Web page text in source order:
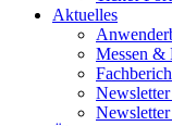
Aktuelles
Messen &